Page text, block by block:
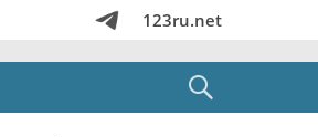
123ru.net